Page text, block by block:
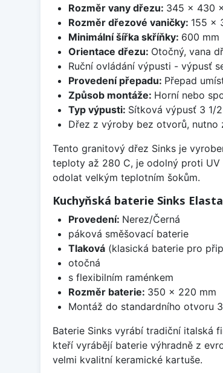
Rozměr vany dřezu: 345 x 430
Rozměr dřezové vaničky: 155 x
Minimální šířka skříňky: 600 mm
Orientace dřezu: Otočný, vana
Ruční ovládání výpusti - výpusť
Provedení přepadu: Přepad
Způsob montáže: Horní nebo
Typ výpusti: Sítková výpusť 3 1/2
Dřez z výroby bez otvorů,
Tento granitový dřez Sinks je
teploty až 280 C, je odolný proti
odolat velkým teplotním šokům.
Kuchyňská baterie Sinks
Provedení: Nerez/Černá
páková směšovací baterie
Tlaková(klasická baterie pro
otočná
s flexibilním raménkem
Rozměr baterie: 350 x 220 mm
Montáž do standardního otvoru
Baterie Sinks vyrábí tradiční italská
kteří vyrábějí baterie výhradně z
velmi kvalitní keramické kartuše.